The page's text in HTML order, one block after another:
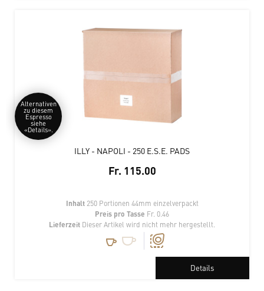
Alternativen
zu diesem
Espresso
siehe
«Details».
ILLY - NAPOLI - 250 E.S.E. PADS
Fr. 115.00
Inhalt 250 Portionen 44mm einzelverpackt
Preis pro Tasse Fr. 0.46
Lieferzeit Dieser Artikel wird nicht mehr hergestellt.
Details